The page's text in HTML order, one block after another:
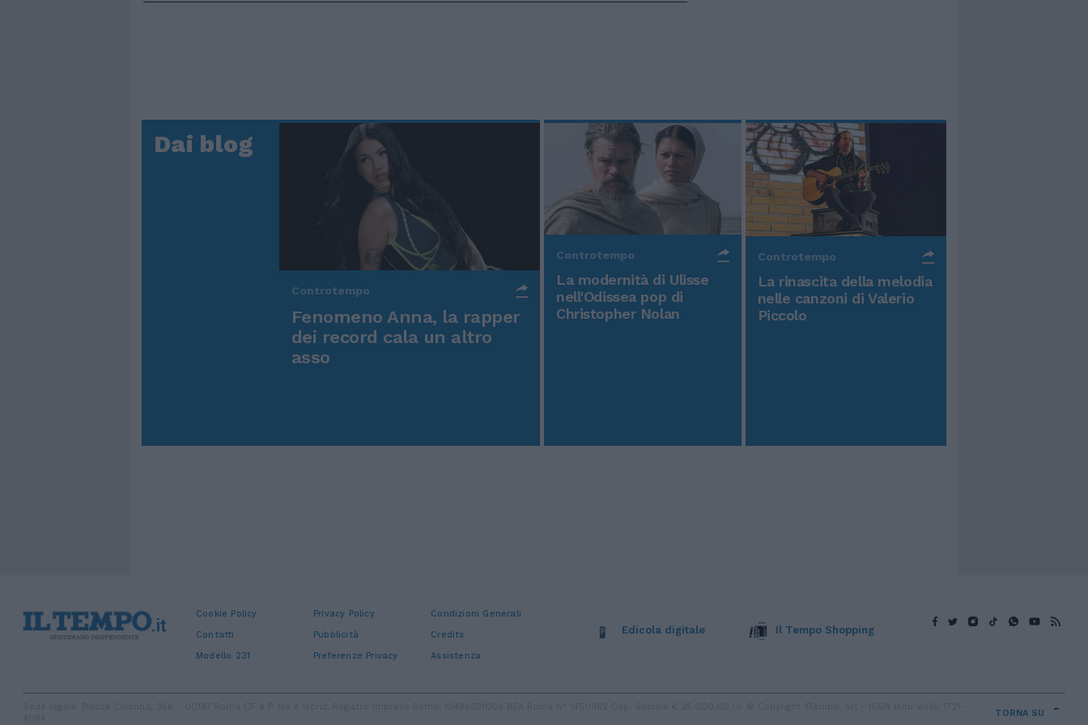
Dai blog
Controtempo
Fenomeno Anna, la rapper
dei record cala un altro
asso
Controtempo
La modernità di Ulisse
nell'Odissea pop di
Christopher Nolan
Controtempo
La rinascita della melodia
nelle canzoni di Valerio
Piccolo
Cookie Policy Privacy Policy
Condizioni Generali
Contatti
Pubblicità
Credits
Modello 231
Preferenze Privacy Assistenza
Edicola digitale Il Tempo Shopping
TORNA SU